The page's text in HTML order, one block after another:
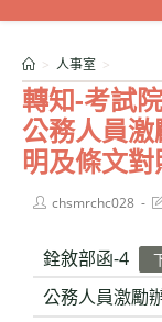
轉知-考試
公務人員
明及條文
> 人事室 >
Postchsmrchc028
銓敘部函-4
公務人員激勵